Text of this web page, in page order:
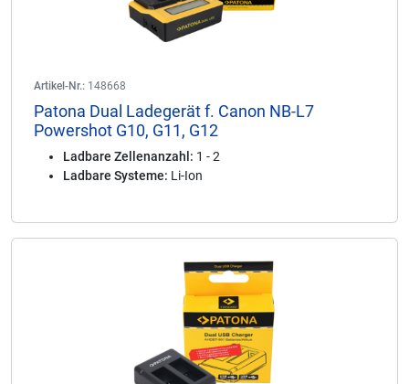
Artikel-Nr.: 148668
Patona Dual Ladegerät f. Canon NB-L7
Powershot G10, G11, G12
Ladbare Zellenanzahl: 1 - 2
Ladbare Systeme: Li-Ion